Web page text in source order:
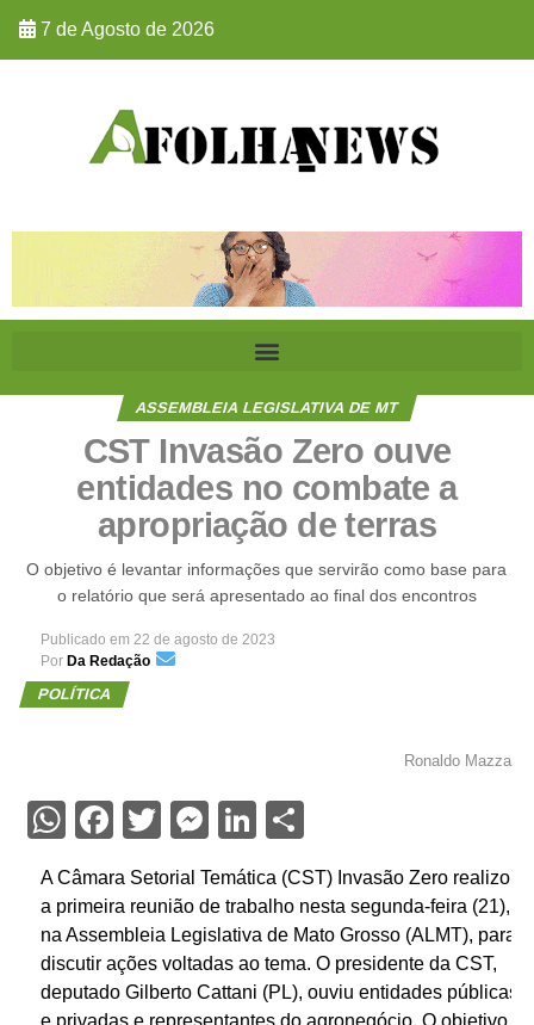
7 de Agosto de 2026
ASSEMBLEIA LEGISLATIVA DE MT
CST Invasão Zero ouve
entidades no combate a
apropriação de terras
O objetivo é levantar informações que servirão como base para
o relatório que será apresentado ao final dos encontros
Publicado em 22 de agosto de 2023
Por Da Redação
POLÍTICA
Ronaldo Mazza
WhatsApp
Facebook
Twitter
Messenger
LinkedIn
Share
A Câmara Setorial Temática (CST) Invasão Zero realizou
a primeira reunião de trabalho nesta segunda-feira (21),
na Assembleia Legislativa de Mato Grosso (ALMT), para
discutir ações voltadas ao tema. O presidente da CST,
deputado Gilberto Cattani (PL), ouviu entidades públicas
e privadas e representantes do agronegócio. O objetivo